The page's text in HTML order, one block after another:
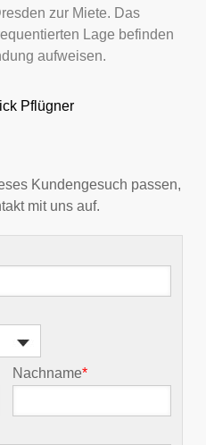
zur Miete. Das
Lage befinden
aufweisen.
Pflügner
Kundengesuch passen,
mit uns auf.
Nachname*